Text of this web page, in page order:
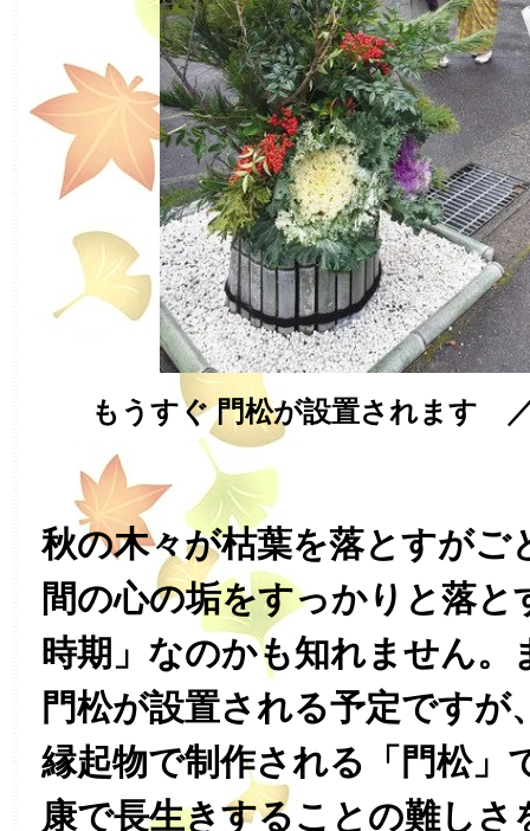
もうすぐ 門松が設置されます
秋の木々が枯葉を落とすがご
間の心の垢をすっかりと落
時期」なのかも知れません。
門松が設置される予定ですが
縁起物で制作される「門松」
康で長生きすることの難しさ